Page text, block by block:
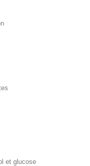
et glucose